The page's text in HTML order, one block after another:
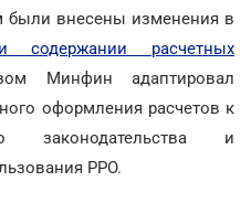
были внесены изменения в
расчетных
Минфин адаптировал
оформления расчетов к
законодательства и
РРО.